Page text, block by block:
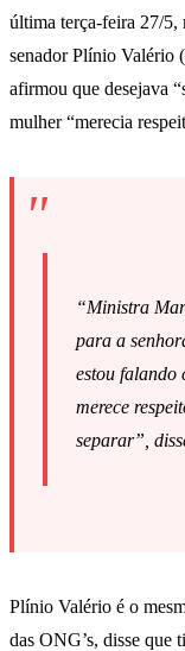
última terça-feira 27/5,
senador Plínio Valério
afirmou que desejava
mulher “merecia
“Ministra
para a
estou falando
merece
separar”,
Plínio Valério é o
das ONG’s, disse que